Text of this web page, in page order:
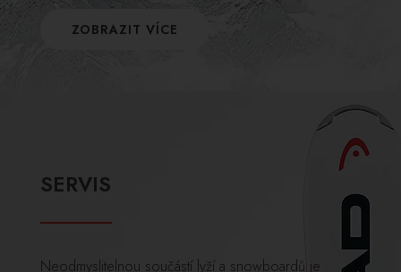
ZOBRAZIT VÍCE
SERVIS
Neodmyslitelnou součástí lyží a snowboardů je